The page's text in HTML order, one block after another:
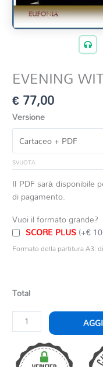
EVENING
€77,00
Versione
SVUOTA
Il PDF sarà disponibile
di pagamento.
Vuoi il formato grande?
SCORE PLUS(+€
Formato della partitura A3:
Total
EVENING
WITH
COWBOY
quantità